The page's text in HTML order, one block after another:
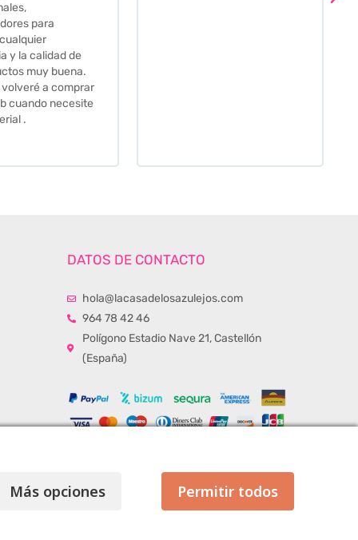
DATOS DE CONTACTO
hola@lacasadelosazulejos.com
964 78 42 46
Polígono Estadio Nave 21, Castellón
(España)
Más opciones Permitir todos